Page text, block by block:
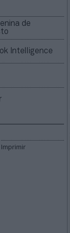
de
Intelligence
Imprimir